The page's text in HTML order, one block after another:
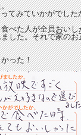
てみていかがでした
食べた人が全員おい
した。それで家の
った！